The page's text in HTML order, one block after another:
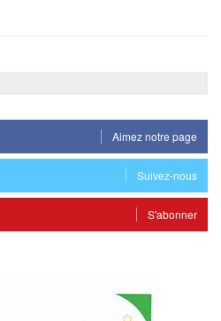
Aimez notre page
Suivez-nous
S'abonner